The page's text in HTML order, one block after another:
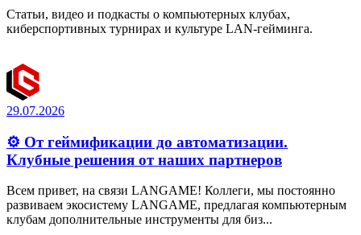
Статьи, видео и подкасты о компьютерных клубах,
киберспортивных турнирах и культуре LAN-гейминга.
29.07.2026
⚙️ От геймификации до автоматизации.
Клубные решения от наших партнеров
Всем привет, на связи LANGAME! Коллеги, мы постоянно
развиваем экосистему LANGAME, предлагая компьютерным
клубам дополнительные инструменты для биз...